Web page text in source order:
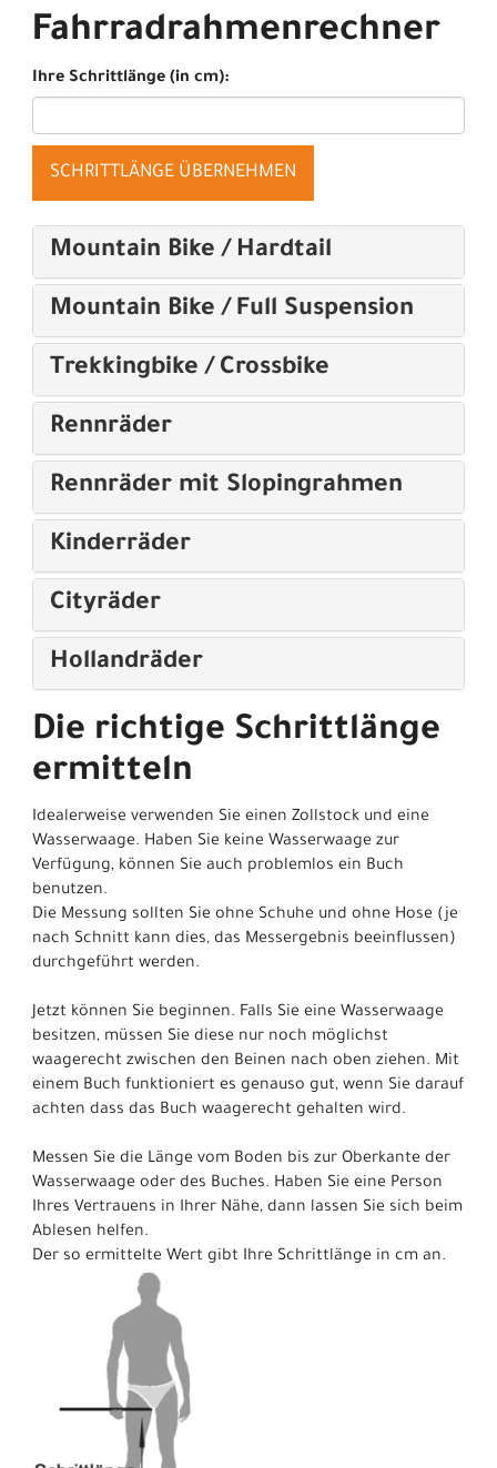
Fahrradrahmenrechner
Ihre Schrittlänge (in cm):
SCHRITTLÄNGE ÜBERNEHMEN
Mountain Bike / Hardtail
Mountain Bike / Full Suspension
Trekkingbike / Crossbike
Rennräder
Rennräder mit Slopingrahmen
Kinderräder
Cityräder
Hollandräder
Die richtige Schrittlänge
ermitteln
Idealerweise verwenden Sie einen Zollstock und eine
Wasserwaage. Haben Sie keine Wasserwaage zur
Verfügung, können Sie auch problemlos ein Buch
benutzen.
Die Messung sollten Sie ohne Schuhe und ohne Hose (je
nach Schnitt kann dies, das Messergebnis beeinflussen)
durchgeführt werden.
Jetzt können Sie beginnen. Falls Sie eine Wasserwaage
besitzen, müssen Sie diese nur noch möglichst
waagerecht zwischen den Beinen nach oben ziehen. Mit
einem Buch funktioniert es genauso gut, wenn Sie darauf
achten dass das Buch waagerecht gehalten wird.
Messen Sie die Länge vom Boden bis zur Oberkante der
Wasserwaage oder des Buches. Haben Sie eine Person
Ihres Vertrauens in Ihrer Nähe, dann lassen Sie sich beim
Ablesen helfen.
Der so ermittelte Wert gibt Ihre Schrittlänge in cm an.